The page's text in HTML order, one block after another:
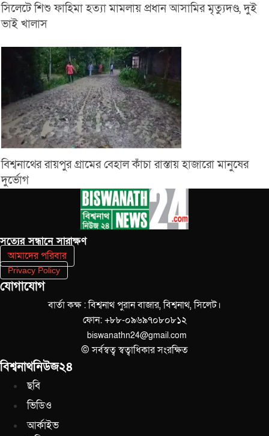
সিলেটে শিশু ফাহিমা হত্যা মামলায় প্রধান আসামির মৃত্যুদণ্ড, দুই
ভাই খালাস
বিশ্বনাথের রায়পুর গ্রামের বেহাল কাঁচা রাস্তায় হাজারো মানুষের
দুর্ভোগ
সত‌্যের সন্ধানে সারাক্ষণ
আমাদের পরিবার
Privacy Policy
যোগাযোগ
বার্তা কক্ষ : বিশ্বনাথ পুরান বাজার, বিশ্বনাথ, সিলেট।
ফোন: +৮৮-০৯৬৯৭০৮০৮১২
biswanathn24@gmail.com
© সর্বস্বত্ব স্বত্বাধিকার সংরক্ষিত
বিশ্বনাথনিউজ২৪
ছবি
ভিডিও
আর্কাইভ